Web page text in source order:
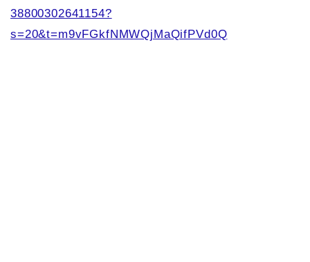
38800302641154?
s=20&t=m9vFGkfNMWQjMaQifPVd0Q